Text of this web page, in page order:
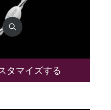
タマイズする